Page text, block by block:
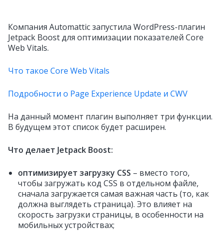
Компания Automattic запустила WordPress-плагин
Jetpack Boost для оптимизации показателей Core
Web Vitals.
Что такое Core Web Vitals
Подробности о Page Experience Update и CWV
На данный момент плагин выполняет три функции.
В будущем этот список будет расширен.
Что делает Jetpack Boost:
оптимизирует загрузку CSS – вместо того,
чтобы загружать код CSS в отдельном файле,
сначала загружается самая важная часть (то, как
должна выглядеть страница). Это влияет на
скорость загрузки страницы, в особенности на
мобильных устройствах;